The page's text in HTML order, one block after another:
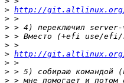
> http://git.altlinux.org/
>
>
>
>
> http://git.altlinux.org/
>
>
>